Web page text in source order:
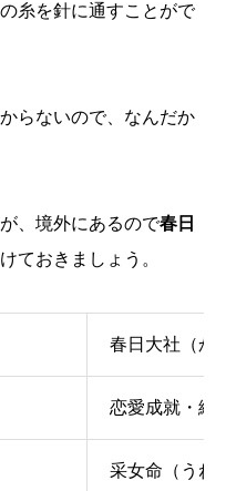
糸を針に通すことがで
らないので、なんだか
、境外にあるので春日
ておきましょう。
春日大社（か
恋愛成就・縁
采女命（うね